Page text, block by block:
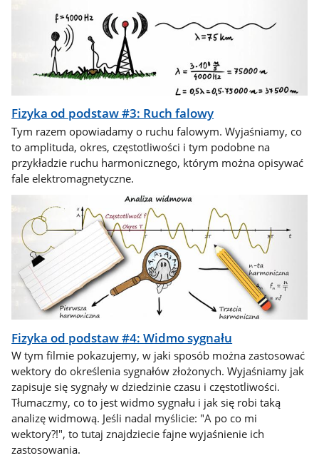
Fizyka od podstaw #3: Ruch falowy
Tym razem opowiadamy o ruchu falowym. Wyjaśniamy, co
to amplituda, okres, częstotliwości i tym podobne na
przykładzie ruchu harmonicznego, którym można opisywać
fale elektromagnetyczne.
Fizyka od podstaw #4: Widmo sygnału
W tym filmie pokazujemy, w jaki sposób można zastosować
wektory do określenia sygnałów złożonych. Wyjaśniamy jak
zapisuje się sygnały w dziedzinie czasu i częstotliwości.
Tłumaczmy, co to jest widmo sygnału i jak się robi taką
analizę widmową. Jeśli nadal myślicie: "A po co mi
wektory?!", to tutaj znajdziecie fajne wyjaśnienie ich
zastosowania.